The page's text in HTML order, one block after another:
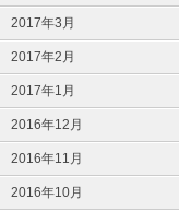
2017年3月
2017年2月
2017年1月
2016年12月
2016年11月
2016年10月